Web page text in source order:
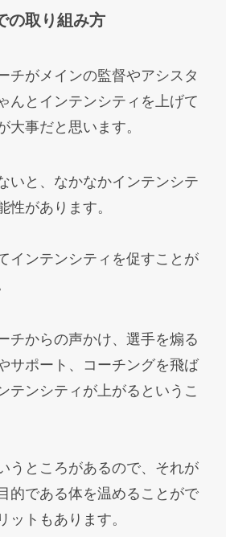
の取り組み方
チがメインの監督やアシスタ
んとインテンシティを上げて
大事だと思います。
いと、なかなかインテンシテ
性があります。
インテンシティを促すことが
チからの声かけ、選手を煽る
サポート、コーチングを飛ば
テンシティが上がるというこ
うところがあるので、それが
的である体を温めることがで
ットもあります。